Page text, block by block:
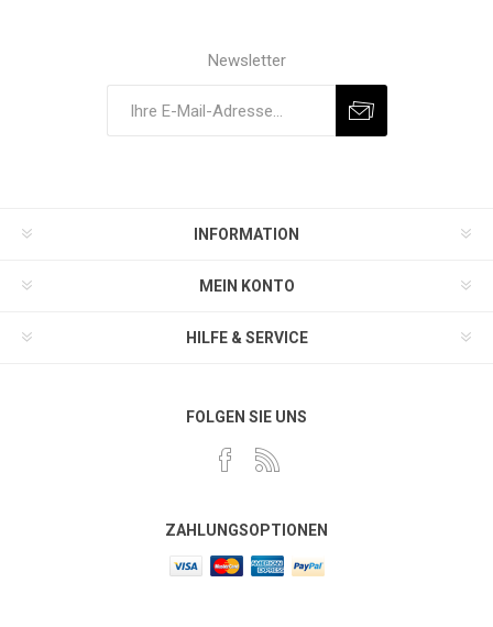
Newsletter
INFORMATION
MEIN KONTO
HILFE & SERVICE
FOLGEN SIE UNS
ZAHLUNGSOPTIONEN